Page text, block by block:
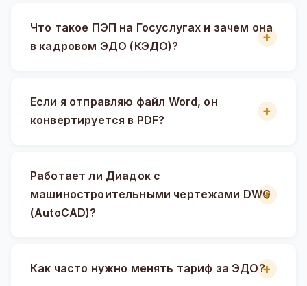
Что такое ПЭП на Госуслугах и зачем она
в кадровом ЭДО (КЭДО)?
Если я отправляю файл Word, он
конвертируется в PDF?
Работает ли Диадок с
машиностроительными чертежами DWG
(AutoCAD)?
Как часто нужно менять тариф за ЭДО?